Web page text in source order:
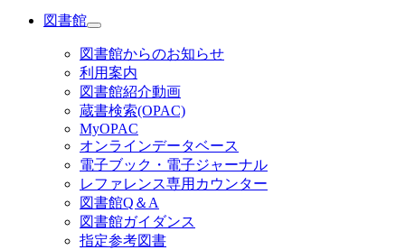
図書館
図書館からのお知らせ
利用案内
図書館紹介動画
蔵書検索(OPAC)
MyOPAC
オンラインデータベース
電子ブック・電子ジャーナル
レファレンス専用カウンター
図書館Q＆A
図書館ガイダンス
指定参考図書